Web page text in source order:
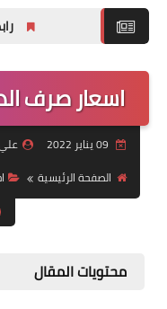
رابط نتائج السادس الاعدادي 2026 الدور الاول في
اسعار صرف
الصفحة الرئيسية
محتويات المقال